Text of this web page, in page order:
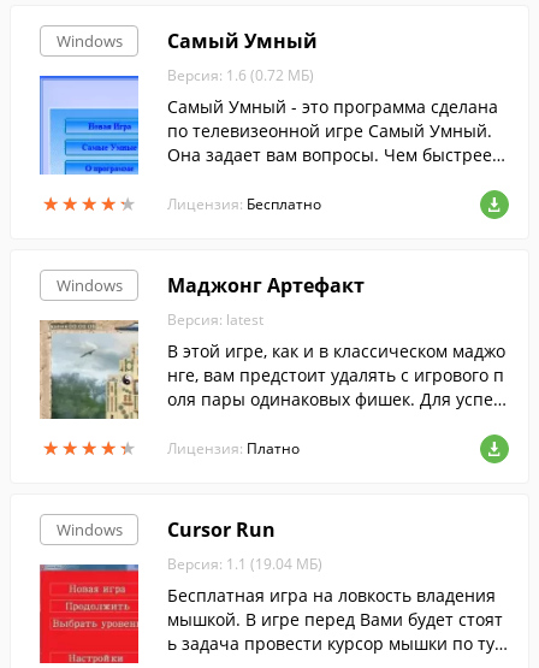
Windows
★★★★★
★★★★★
Самый Умный
Версия: 1.6 (0.72 МБ)
Самый Умный - это программа сделана
по телевизеонной игре Самый Умный.
Она задает вам вопросы. Чем быстрее о
ите.
Лицензия: Бесплатно
Windows
★★★★★
★★★★★
Маджонг Артефакт
Версия: latest
В этой игре, как и в классическом маджо
нге, вам предстоит удалять с игрового п
оля пары одинаковых фишек. Для успеш
двух десятков уровней достаточно отыск
ать в раскладе пару золотых плиток и со
я игра обязательно понравится всем по
клонникам маджонга. Три уникальных и
гровых режима и множество увлекатель
ных уровней придутся по вкусу как начи
нающим игрокам, так и профессионала
м.
Лицензия: Платно
Windows Cursor Run
Версия: 1.1 (19.04 МБ)
Бесплатная игра на ловкость владения
мышкой. В игре перед Вами будет стоят
ь задача провести курсор мышки по тун